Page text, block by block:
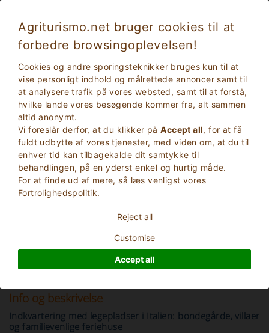
Agriturismo.net bruger cookies til at
forbedre browsingoplevelsen!
Cookies og andre sporingsteknikker bruges kun til at
vise personligt indhold og målrettede annoncer samt til
at analysere trafik på vores websted, samt til at forstå,
hvilke lande vores besøgende kommer fra, alt sammen
altid anonymt.
Vi foreslår derfor, at du klikker påAccept all, for at få
fuldt udbytte af vores tjenester, med viden om, at du til
enhver tid kan tilbagekalde dit samtykke til
behandlingen, på en yderst enkel og hurtig måde.
For at finde ud af mere, så læs venligst vores
Fortrolighedspolitik.
Reject all
Customise
Accept all
Legepladser og legeområder for børn i
Italien
2Voksne
Info og beskrivelse
Indkvartering med legepladser i Italien: bondegårde, villaer
og familievenlige feriehuse